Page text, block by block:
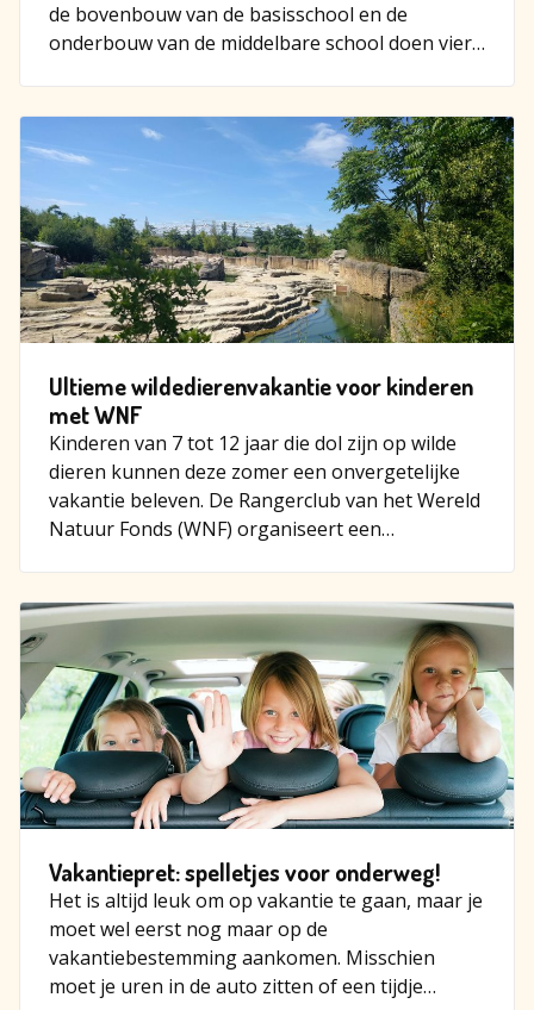
de bovenbouw van de basisschool en de
onderbouw van de middelbare school doen vier
Ultieme wildedierenvakantie voor kinderen
met WNF
Kinderen van 7 tot 12 jaar die dol zijn op wilde
dieren kunnen deze zomer een onvergetelijke
vakantie beleven. De Rangerclub van het Wereld
Natuur Fonds (WNF) organiseert een
Vakantiepret: spelletjes voor onderweg!
Het is altijd leuk om op vakantie te gaan, maar je
moet wel eerst nog maar op de
vakantiebestemming aankomen. Misschien
moet je uren in de auto zitten of een tijdje